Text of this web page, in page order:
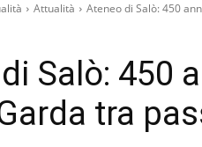
Attualità Ateneo di Salò: 450
Salò: 450
tra